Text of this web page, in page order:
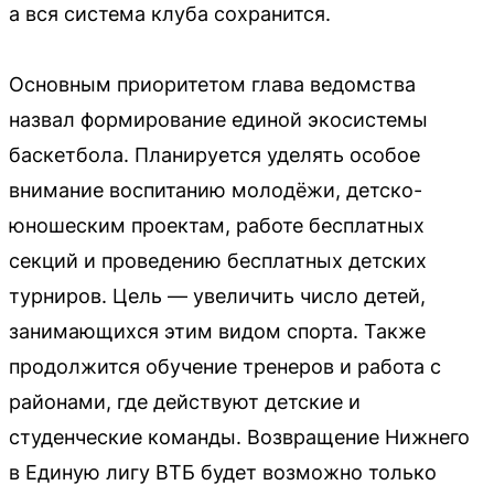
а вся система клуба сохранится.
Основным приоритетом глава ведомства
назвал формирование единой экосистемы
баскетбола. Планируется уделять особое
внимание воспитанию молодёжи, детско-
юношеским проектам, работе бесплатных
секций и проведению бесплатных детских
турниров. Цель — увеличить число детей,
занимающихся этим видом спорта. Также
продолжится обучение тренеров и работа с
районами, где действуют детские и
студенческие команды. Возвращение Нижнего
в Единую лигу ВТБ будет возможно только